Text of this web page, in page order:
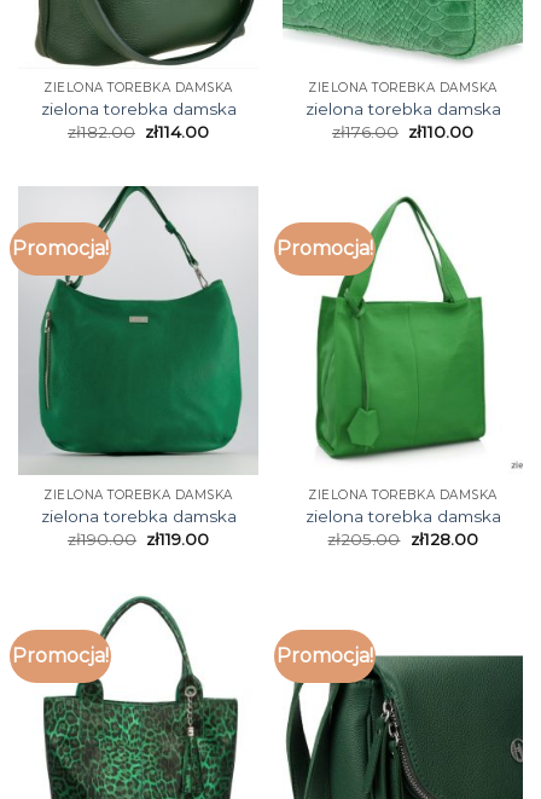
ZIELONA TOREBKA DAMSKA
zielona torebka damska
zł182.00 zł114.00
ZIELONA TOREBKA DAMSKA
zielona torebka damska
zł176.00 zł110.00
Promocja!
ZIELONA TOREBKA DAMSKA
zielona torebka damska
zł190.00 zł119.00
Promocja!
ZIELONA TOREBKA DAMSKA
zielona torebka damska
zł205.00 zł128.00
Promocja! Promocja!